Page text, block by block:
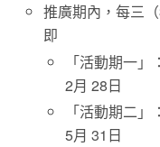
推廣期內，每三
即
「活動期一
2月 28日
「活動期二
5月 31日